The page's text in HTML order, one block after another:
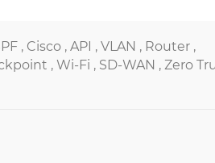
, Cisco , API , VLAN , Router ,
, Wi-Fi , SD-WAN , Zero